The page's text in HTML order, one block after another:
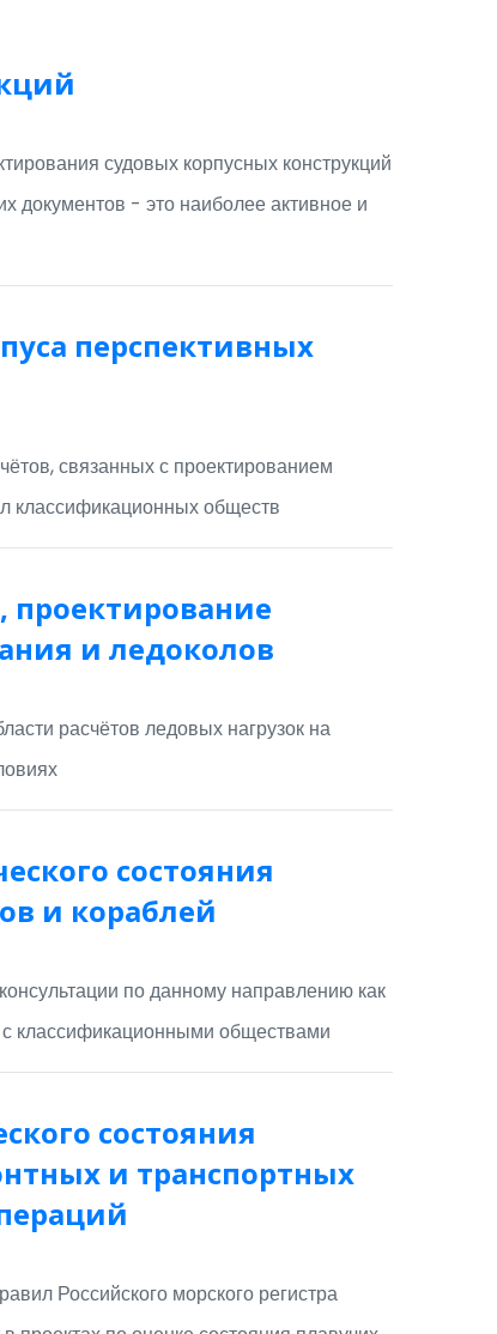
судовых корпусных конструкций
документов - это наиболее активное и
перспективных
связанных с проектированием
классификационных обществ
проектирование
и ледоколов
расчётов ледовых нагрузок на
состояния
и кораблей
по данному направлению как
с классификационными обществами
состояния
и транспортных
Российского морского регистра